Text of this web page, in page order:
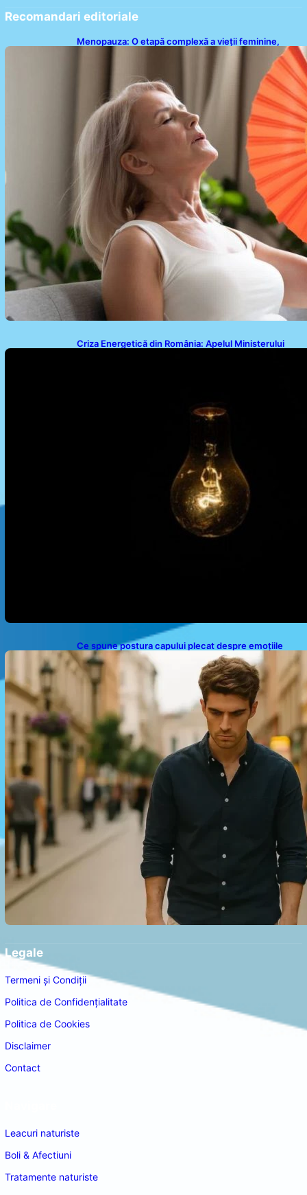
Recomandari editoriale
Menopauza: O etapă complexă a vieții feminine,
Criza Energetică din România: Apelul Ministerului
Ce spune postura capului plecat despre emoțiile
noastre: analiza unui obicei comun
Legale
Termeni și Condiții
Politica de Confidențialitate
Politica de Cookies
Disclaimer
Contact
Leacuri naturiste
Boli & Afectiuni
Tratamente naturiste